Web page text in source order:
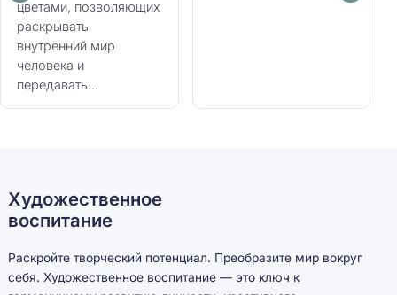
цветами, позволяющих
раскрывать
внутренний мир
человека и
передавать...
Художественное
воспитание
Раскройте творческий потенциал. Преобразите мир вокруг
себя. Художественное воспитание — это ключ к